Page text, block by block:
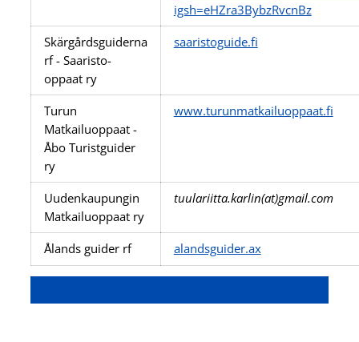
igsh=eHZra3BybzRvcnBz
Skärgårdsguiderna
rf - Saaristo-
oppaat ry
saaristoguide.fi
Turun
Matkailuoppaat -
Åbo Turistguider
ry
www.turunmatkailuoppaat.fi
Uudenkaupungin
Matkailuoppaat ry
tuulariitta.karlin(at)gmail.com
Ålands guider rf alandsguider.ax